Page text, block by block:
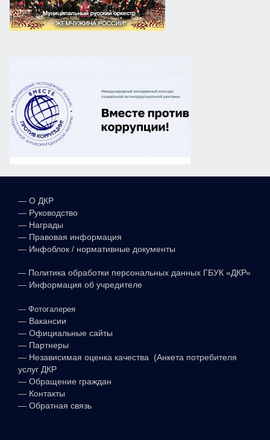
— О ДКР
— Руководство
— Награды
— Правовая информация
— Инфоблок / нормативные документы
— Политика обработки персональных данных ГБУК «ДКР»
— Информация об учредителе
— Фотогалерея
— Вакансии
— Официальные сайты
— Партнеры
— Независимая оценка качества (Анкета потребителя
услуг ДКР
— Обращение граждан
— Контакты
— Обратная связь